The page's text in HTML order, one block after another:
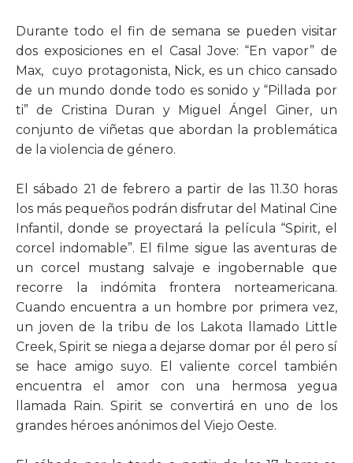
Durante todo el fin de semana se pueden visitar
dos exposiciones en el Casal Jove: “En vapor” de
Max, cuyo protagonista, Nick, es un chico cansado
de un mundo donde todo es sonido y “Pillada por
ti” de Cristina Duran y Miguel Ángel Giner, un
conjunto de viñetas que abordan la problemática
de la violencia de género.
El sábado 21 de febrero a partir de las 11.30 horas
los más pequeños podrán disfrutar del Matinal Cine
Infantil, donde se proyectará la película “Spirit, el
corcel indomable”. El filme sigue las aventuras de
un corcel mustang salvaje e ingobernable que
recorre la indómita frontera norteamericana.
Cuando encuentra a un hombre por primera vez,
un joven de la tribu de los Lakota llamado Little
Creek, Spirit se niega a dejarse domar por él pero sí
se hace amigo suyo. El valiente corcel también
encuentra el amor con una hermosa yegua
llamada Rain. Spirit se convertirá en uno de los
grandes héroes anónimos del Viejo Oeste.